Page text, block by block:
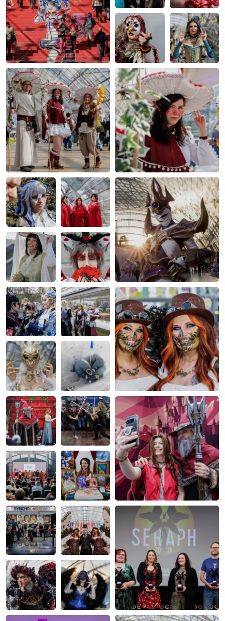
Rund 40 % der MCC-Besucher:innen tragen ein Cosplay
Kostüm.
48 % sind Stammbesucher:innen, 26 % sind
Erstbesucher:innen
478 Aussteller:innenaus 29 Ländern (Verlage,
Hersteller:innen, Händler:innen, Künstler:innen)
Rund150 Veranstaltungenz.B. Workshops, Signierstunden,
Vorträge, How to draws, Interviews
Ausstellungsbereiche:Manga, Comic, Anime, Cosplay- &
Zeichenzubehör, Games, Mode, Merchandise
Nächste Veranstaltungen:
vom 18. - 21. März 2027
vom 23. - 26. März 2028